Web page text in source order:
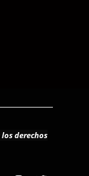
los derechos